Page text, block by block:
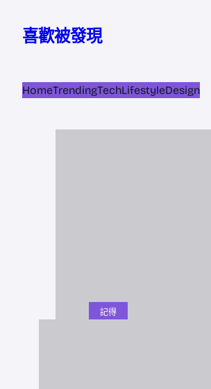
喜歡被發現
HomeTrendingTechLifestyleDesign
記得